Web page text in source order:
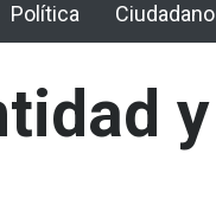
Política Ciudadano
y